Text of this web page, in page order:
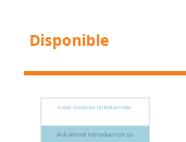
Disponible